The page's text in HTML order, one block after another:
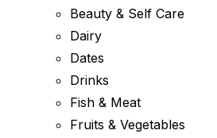
Beauty & Self Care
Dairy
Dates
Drinks
Fish & Meat
Fruits & Vegetables